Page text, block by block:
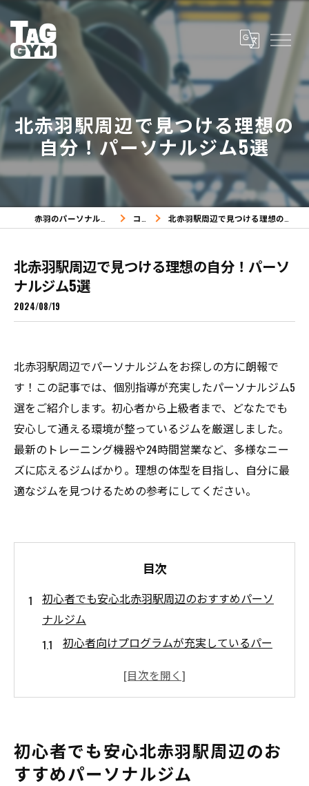
北赤羽駅周辺で見つける理想の
自分！パーソナルジム5選
コラム 北赤羽駅周辺で見つける理想の自分！パーソナルジム5選
北赤羽駅周辺で見つける理想の自分！パーソ
ナルジム5選
2024/08/19
北赤羽駅周辺でパーソナルジムをお探しの方に朗報で
す！この記事では、個別指導が充実したパーソナルジム5
選をご紹介します。初心者から上級者まで、どなたでも
安心して通える環境が整っているジムを厳選しました。
最新のトレーニング機器や24時間営業など、多様なニー
ズに応えるジムばかり。理想の体型を目指し、自分に最
適なジムを見つけるための参考にしてください。
目次
初心者でも安心北赤羽駅周辺のおすすめパーソ
ナルジム
初心者向けプログラムが充実しているパー
丁寧な個別指導で安心してトレーニング開
れる
北赤羽駅近くの初心者歓迎のパーソナルジ
初心者でも安心北赤羽駅周辺のお
すすめパーソナルジム